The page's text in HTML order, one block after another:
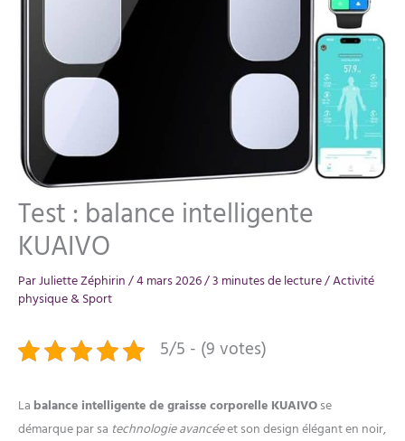
Test : balance intelligente
KUAIVO
ParJuliette Zéphirin/4 mars 2026/3 minutes de lecture/Activité
physique & Sport
5/5 - (9 votes)
La balance intelligente de graisse corporelle KUAIVOse
démarque par sa technologie avancéeet son design élégant en noir,